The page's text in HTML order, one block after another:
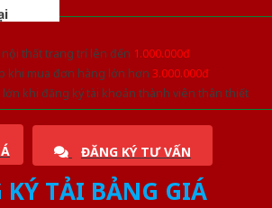
thất trang trí lên đến 1.000.000đ
khi mua đơn hàng lớn hơn 3.000.000đ
lớn khi đăng ký tài khoản thành viên thân thiết
ĐĂNG KÝ TƯ VẤN
TẢI BẢNG GIÁ